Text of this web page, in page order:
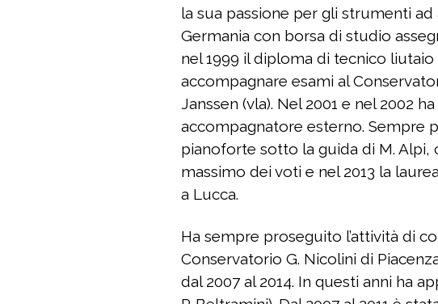
la sua passione per gli strumenti
Germania con borsa di studio
nel 1999 il diploma di tecnico liutaio
accompagnare esami al
Janssen (vla). Nel 2001 e nel 2002
accompagnatore esterno. Sempre
pianoforte sotto la guida di M. Alpi,
massimo dei voti e nel 2013 la
a Lucca.
Ha sempre proseguito l’attività di
Conservatorio G. Nicolini di
dal 2007 al 2014. In questi anni ha